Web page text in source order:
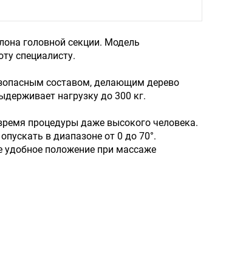
головной секции. Модель
специалисту.
составом, делающим дерево
нагрузку до 300 кг.
процедуры даже высокого человека.
в диапазоне от 0 до 70°.
удобное положение при массаже